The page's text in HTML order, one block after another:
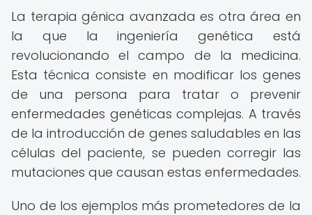
La terapia génica avanzada es otra área en
la que la ingeniería genética está
revolucionando el campo de la medicina.
Esta técnica consiste en modificar los genes
de una persona para tratar o prevenir
enfermedades genéticas complejas. A través
de la introducción de genes saludables en las
células del paciente, se pueden corregir las
mutaciones que causan estas enfermedades.
Uno de los ejemplos más prometedores de la